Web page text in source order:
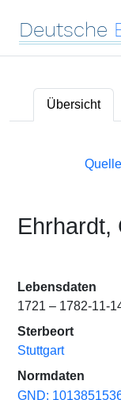
Deutsche
Übersicht
Ehrhardt,
Lebensdaten
1721 – 1782-11-
Sterbeort
Stuttgart
Normdaten
GND: